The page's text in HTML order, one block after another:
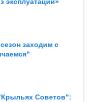
заходим с
Советов":